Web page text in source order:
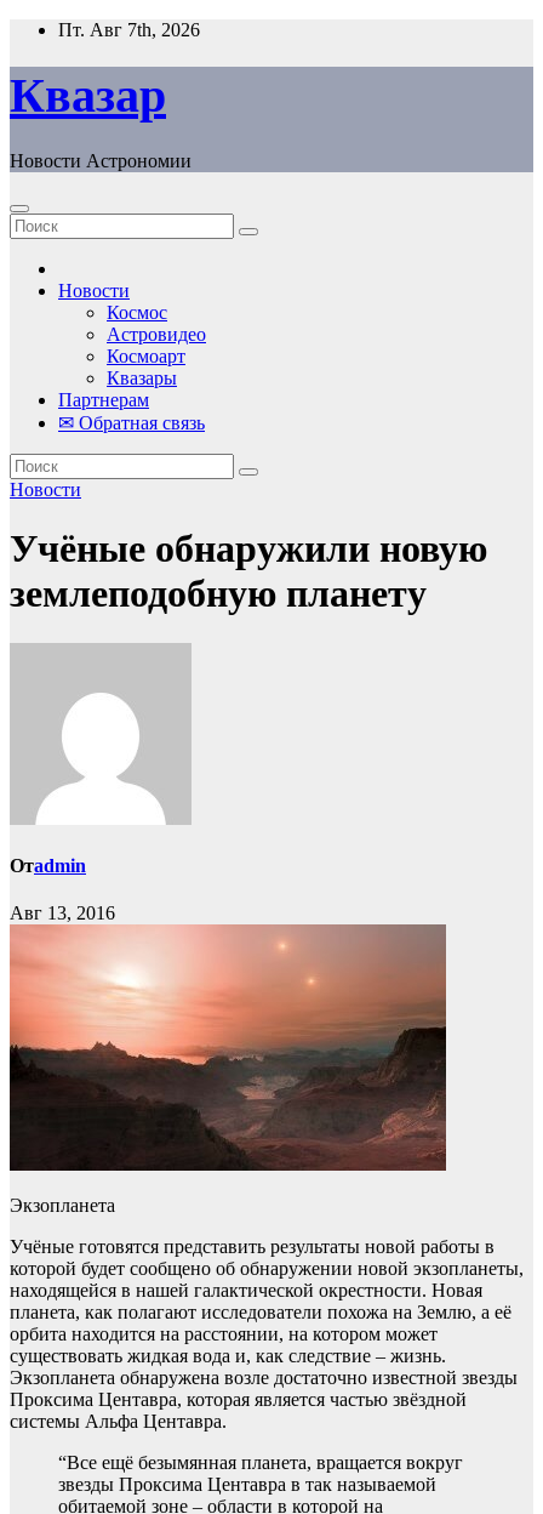
Перейти
содержанию
Пт. Авг 7th, 2026
Квазар
Новости Астрономии
Новости
Космос
Астровидео
Космоарт
Квазары
Партнерам
✉ Обратная связь
Новости
Учёные обнаружили новую
землеподобную планету
Отadmin
Авг 13, 2016
Экзопланета
Учёные готовятся представить результаты новой работы в
которой будет сообщено об обнаружении новой экзопланеты,
находящейся в нашей галактической окрестности. Новая
планета, как полагают исследователи похожа на Землю, а её
орбита находится на расстоянии, на котором может
существовать жидкая вода и, как следствие – жизнь.
Экзопланета обнаружена возле достаточно известной звезды
Проксима Центавра, которая является частью звёздной
системы Альфа Центавра.
“Все ещё безымянная планета, вращается вокруг
звезды Проксима Центавра в так называемой
обитаемой зоне – области в которой на